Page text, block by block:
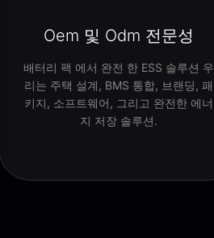
Oem 및 Odm 전문성
배터리 팩 에서 완전 한 ESS 솔루션 우
리는 주택 설계, BMS 통합, 브랜딩, 패
키지, 소프트웨어, 그리고 완전한 에너
지 저장 솔루션.